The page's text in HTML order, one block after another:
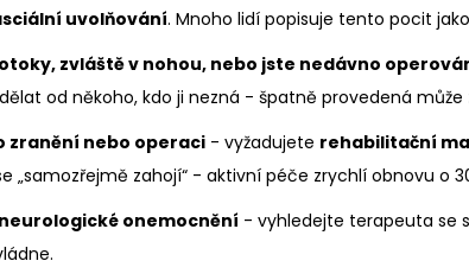
uvolňování. Mnoho lidí popisuje tento pocit
zvláště v nohou, nebo jste nedávno
od někoho, kdo ji nezná - špatně provedená může
zranění nebo operaci - vyžadujete rehabilitační
„samozřejmě zahojí“ - aktivní péče zrychlí obnovu o
onemocnění - vyhledejte terapeuta se